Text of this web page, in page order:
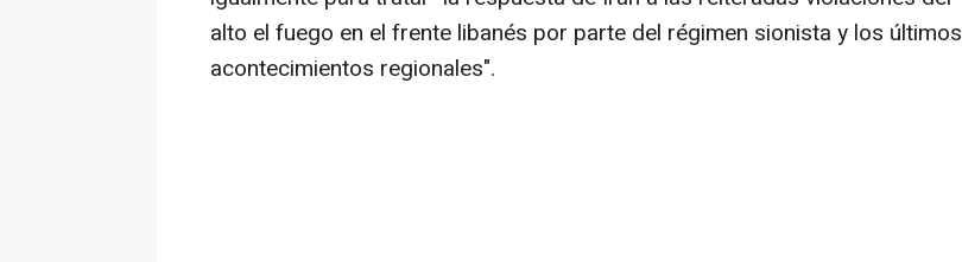
alto el fuego en el frente libanés por parte del régimen sionista y los últimos
acontecimientos regionales".